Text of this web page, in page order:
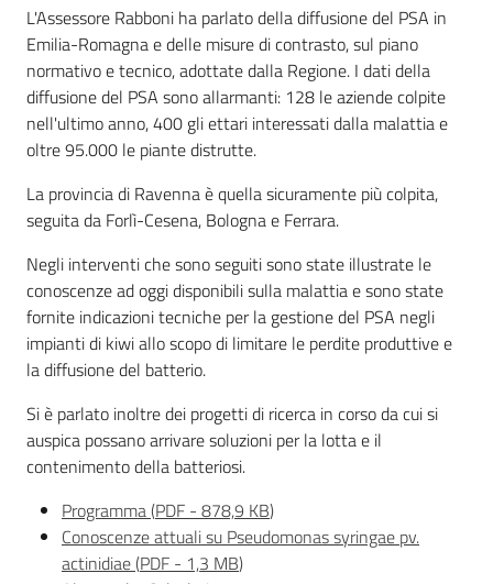
Newsletter
Seguici
su
L'Assessore Rabboni ha parlato della diffusione del PSA in
Emilia-Romagna e delle misure di contrasto, sul piano
normativo e tecnico, adottate dalla Regione. I dati della
diffusione del PSA sono allarmanti: 128 le aziende colpite
nell'ultimo anno, 400 gli ettari interessati dalla malattia e
oltre 95.000 le piante distrutte.
La provincia di Ravenna è quella sicuramente più colpita,
seguita da Forlì-Cesena, Bologna e Ferrara.
Negli interventi che sono seguiti sono state illustrate le
conoscenze ad oggi disponibili sulla malattia e sono state
fornite indicazioni tecniche per la gestione del PSA negli
impianti di kiwi allo scopo di limitare le perdite produttive e
la diffusione del batterio.
Si è parlato inoltre dei progetti di ricerca in corso da cui si
auspica possano arrivare soluzioni per la lotta e il
contenimento della batteriosi.
Programma(PDF - 878,9 KB)
Conoscenze attuali su Pseudomonas syringae pv.
actinidiae(PDF - 1,3 MB)